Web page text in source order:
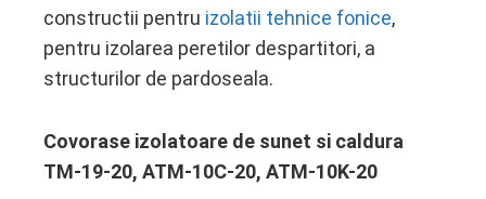
constructii pentru izolatii tehnice fonice,
pentru izolarea peretilor despartitori, a
structurilor de pardoseala.
Covorase izolatoare de sunet si caldura
TM-19-20, ATM-10C-20, ATM-10K-20